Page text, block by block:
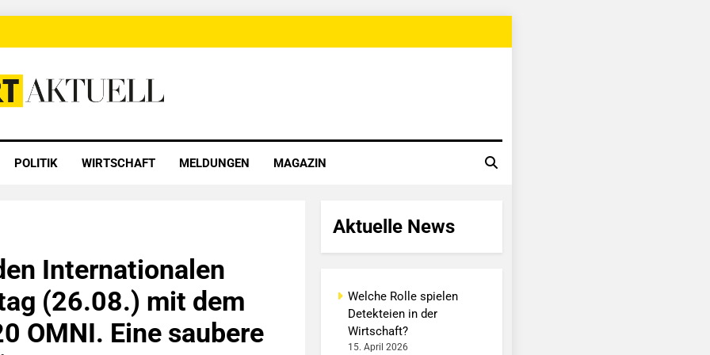
POLITIK WIRTSCHAFT MELDUNGEN MAGAZIN
Internationalen
(26.08.) mit dem
OMNI. Eine saubere
Aktuelle News
Welche Rolle spielen
Detekteien in der
Wirtschaft?
15. April 2026